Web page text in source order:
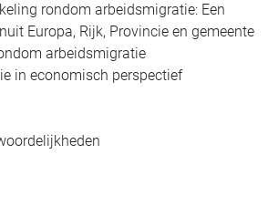
rondom arbeidsmigratie: Een
Europa, Rijk, Provincie en gemeente
arbeidsmigratie
in economisch perspectief